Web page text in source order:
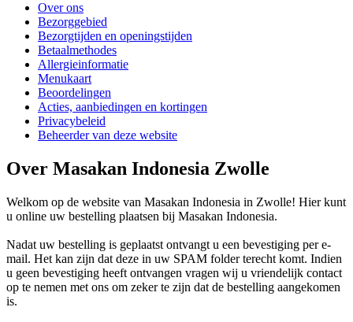
Over ons
Bezorggebied
Bezorgtijden en openingstijden
Betaalmethodes
Allergieinformatie
Menukaart
Beoordelingen
Acties, aanbiedingen en kortingen
Privacybeleid
Beheerder van deze website
Over Masakan Indonesia Zwolle
Welkom op de website van Masakan Indonesia in Zwolle! Hier kunt
u online uw bestelling plaatsen bij Masakan Indonesia.
Nadat uw bestelling is geplaatst ontvangt u een bevestiging per e-
mail. Het kan zijn dat deze in uw SPAM folder terecht komt. Indien
u geen bevestiging heeft ontvangen vragen wij u vriendelijk contact
op te nemen met ons om zeker te zijn dat de bestelling aangekomen
is.